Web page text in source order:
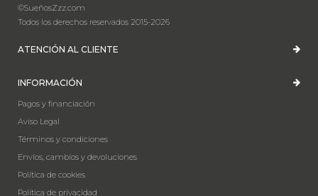
©SueñosZzz.com
Todos los derechos reservados 2015-2026
ATENCIÓN AL CLIENTE
INFORMACIÓN
Pagos y financiación
Aviso Legal
Términos y condiciones
Envíos, cambios y devoluciones
Política de cookies
Política de privacidad